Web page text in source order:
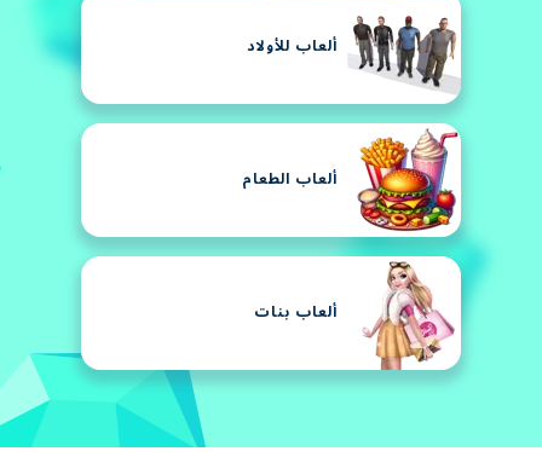
ألعاب للأولاد
ألعاب الطعام
ألعاب بنات